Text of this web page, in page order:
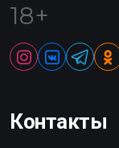
18+
Контакты